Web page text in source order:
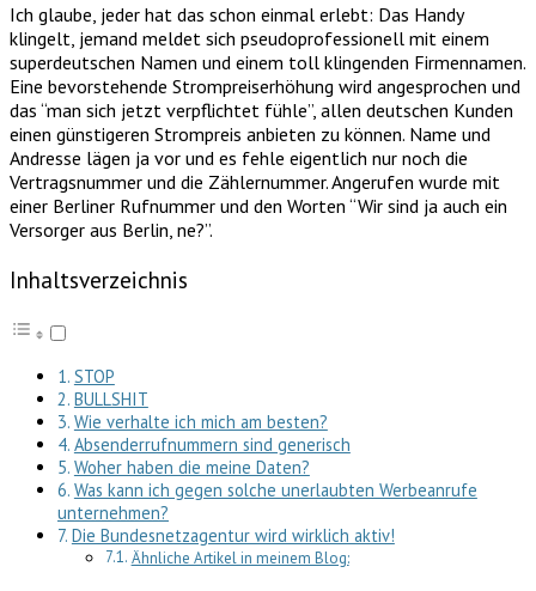
Ich glaube, jeder hat das schon einmal erlebt: Das Handy
klingelt, jemand meldet sich pseudoprofessionell mit einem
superdeutschen Namen und einem toll klingenden Firmennamen.
Eine bevorstehende Strompreiserhöhung wird angesprochen und
das “man sich jetzt verpflichtet fühle”, allen deutschen Kunden
einen günstigeren Strompreis anbieten zu können. Name und
Andresse lägen ja vor und es fehle eigentlich nur noch die
Vertragsnummer und die Zählernummer. Angerufen wurde mit
einer Berliner Rufnummer und den Worten “Wir sind ja auch ein
Versorger aus Berlin, ne?”.
Inhaltsverzeichnis
STOP
BULLSHIT
Wie verhalte ich mich am besten?
Absenderrufnummern sind generisch
Woher haben die meine Daten?
Was kann ich gegen solche unerlaubten Werbeanrufe
unternehmen?
Die Bundesnetzagentur wird wirklich aktiv!
Ähnliche Artikel in meinem Blog: